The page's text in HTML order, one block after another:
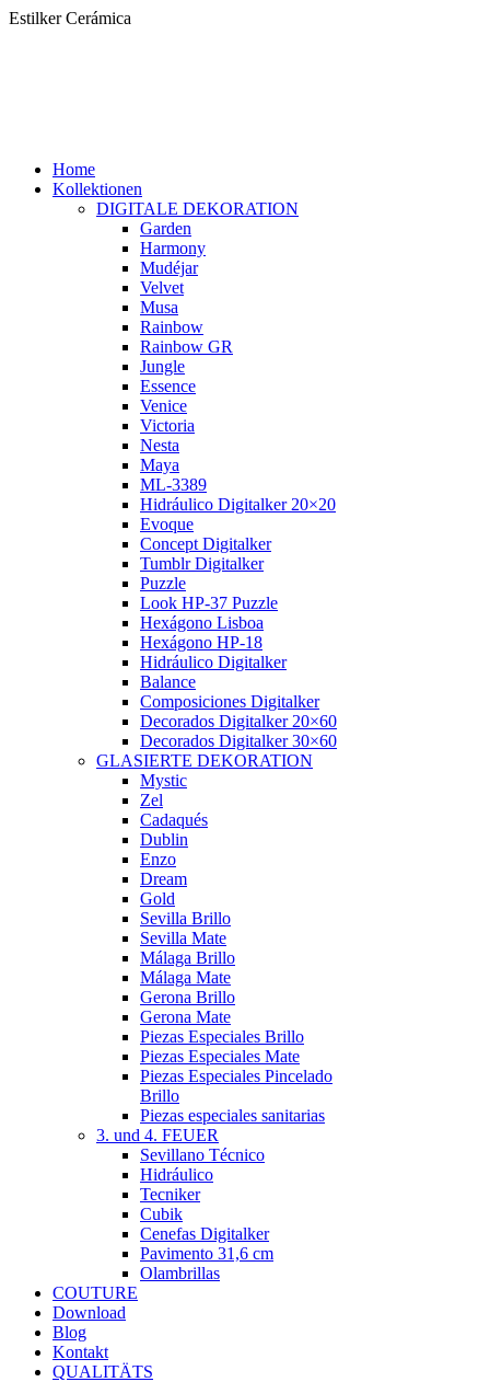
Zum
Estilker Cerámica
Home
Kollektionen
DIGITALE DEKORATION
Garden
Harmony
Mudéjar
Velvet
Musa
Rainbow
Rainbow GR
Jungle
Essence
Venice
Victoria
Nesta
Maya
ML-3389
Hidráulico Digitalker 20×20
Evoque
Concept Digitalker
Tumblr Digitalker
Puzzle
Look HP-37 Puzzle
Hexágono Lisboa
Hexágono HP-18
Hidráulico Digitalker
Balance
Composiciones Digitalker
Decorados Digitalker 20×60
Decorados Digitalker 30×60
GLASIERTE DEKORATION
Mystic
Zel
Cadaqués
Dublin
Enzo
Dream
Gold
Sevilla Brillo
Sevilla Mate
Málaga Brillo
Málaga Mate
Gerona Brillo
Gerona Mate
Piezas Especiales Brillo
Piezas Especiales Mate
Piezas Especiales Pincelado
Brillo
Piezas especiales sanitarias
3. und 4. FEUER
Sevillano Técnico
Hidráulico
Tecniker
Cubik
Cenefas Digitalker
Pavimento 31,6 cm
Olambrillas
COUTURE
Download
Blog
Kontakt
QUALITÄTS